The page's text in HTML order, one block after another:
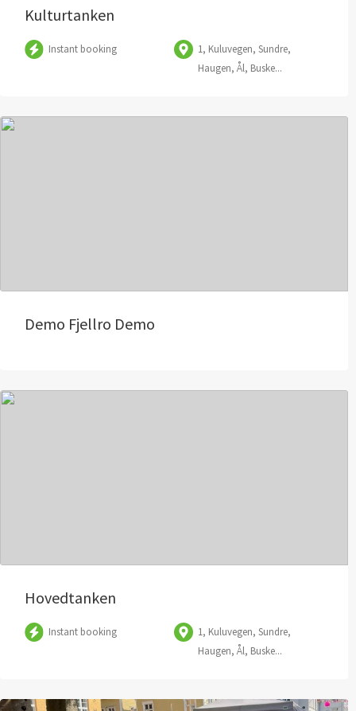
Kulturtanken
Instant booking
1, Kuluvegen, Sundre,
Haugen, Ål, Buske...
Demo Fjellro Demo
Hovedtanken
Instant booking
1, Kuluvegen, Sundre,
Haugen, Ål, Buske...